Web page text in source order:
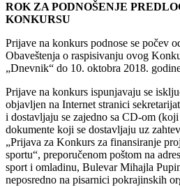
ROK ZA PODNOŠENJE
KONKURSU
Prijave na konkurs podnose se počev
Obaveštenja o raspisivanju ovog
„Dnevnik“ do 10. oktobra 2018.
Prijave na konkurs ispunjavaju se
objavljen na Internet stranici
i dostavljaju se zajedno sa CD-om
dokumente koji se dostavljaju uz
„Prijava za Konkurs za finansiranje
sportu“, preporučenom poštom na
sport i omladinu, Bulevar Mihajla
neposredno na pisarnici pokrajinskih